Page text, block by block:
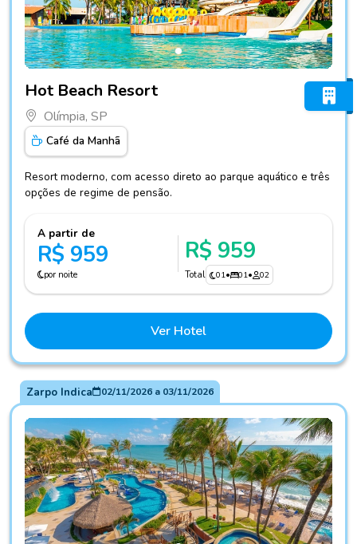
Hot Beach Resort
Olímpia, SP
Café da Manhã
Resort moderno, com acesso direto ao parque aquático e três
opções de regime de pensão.
A partir de
R$ 959
por noite
R$ 959
Total 01• 01• 02
Ver Hotel
Zarpo Indica 02/11/2026a 03/11/2026